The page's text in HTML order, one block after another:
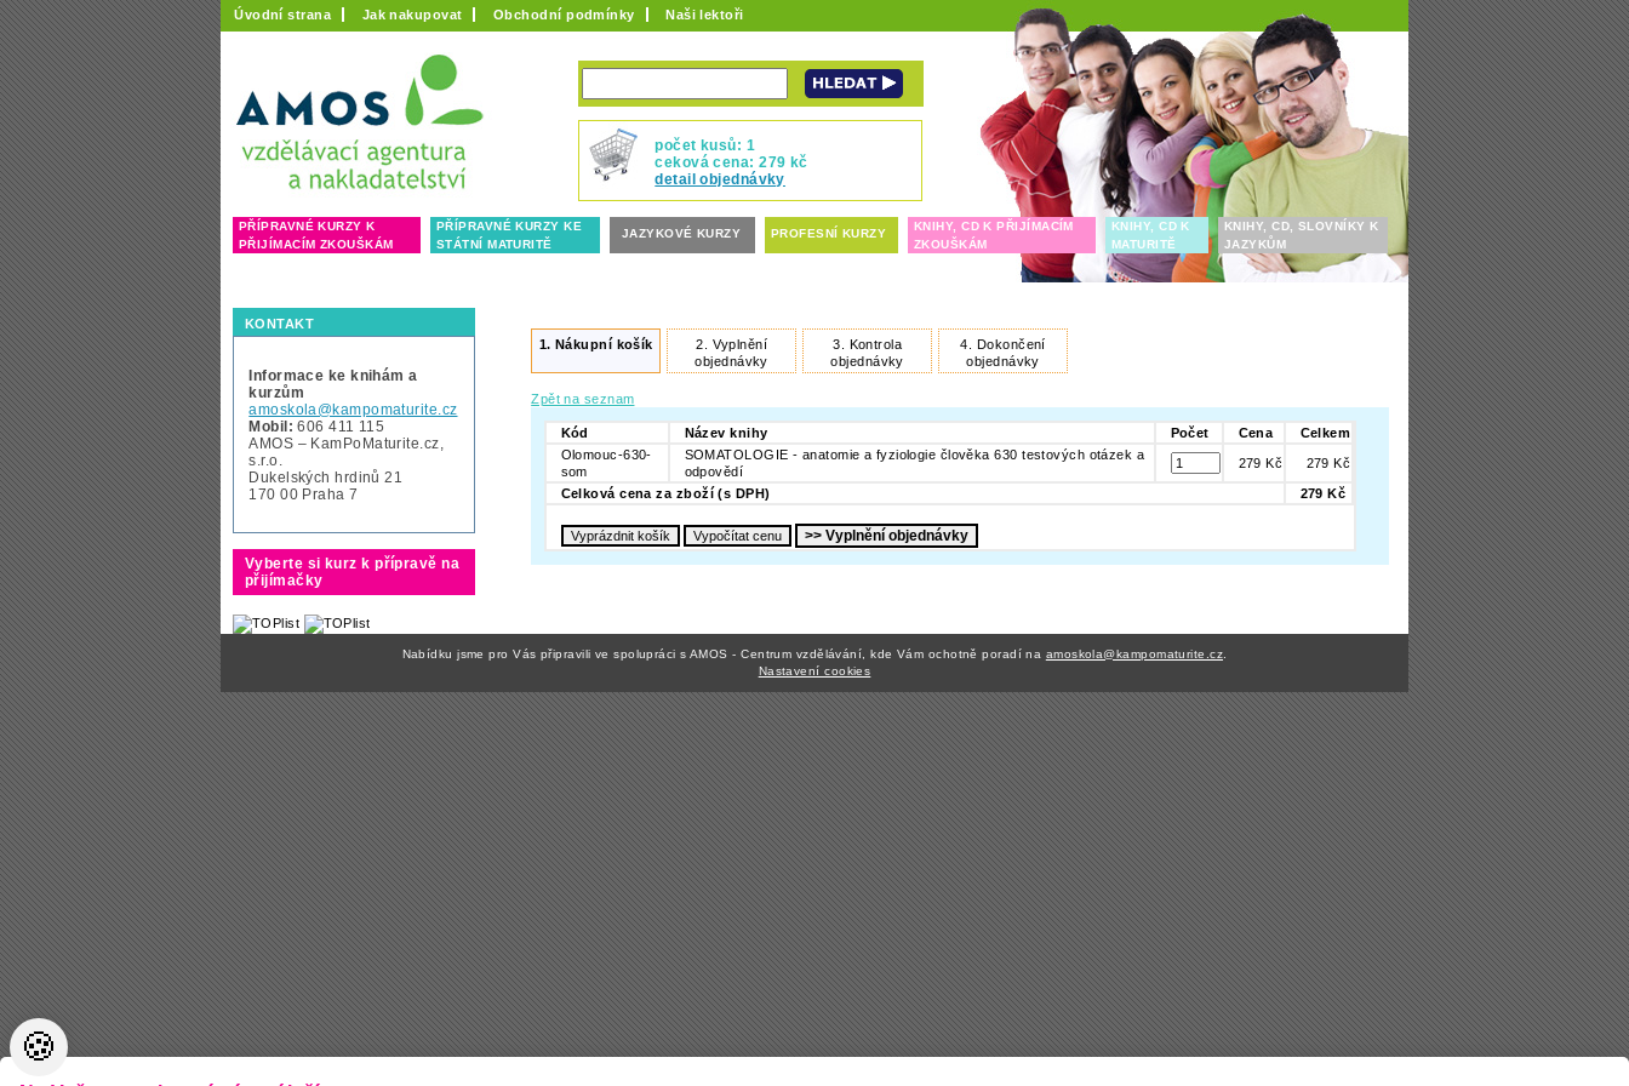
Úvodní strana Jak nakupovat Obchodní podmínky Naši lektoři
počet kusů: 1
ceková cena: 279 kč
detail objednávky
PŘÍPRAVNÉ KURZY K
PŘIJÍMACÍM ZKOUŠKÁM
PŘÍPRAVNÉ KURZY KE
STÁTNÍ MATURITĚ
JAZYKOVÉ KURZY PROFESNÍ KURZY
KNIHY, CD K PŘIJÍMACÍM
ZKOUŠKÁM
KNIHY, CD K
MATURITĚ
KNIHY, CD, SLOVNÍKY K
JAZYKŮM
KONTAKT
Informace ke knihám a
kurzům
amoskola@kampomaturite.cz
Mobil: 606 411 115
AMOS – KamPoMaturite.cz,
s.r.o.
Dukelských hrdinů 21
170 00 Praha 7
Vyberte si kurz k přípravě na
přijímačky
1. Nákupní košík 2.
Vyplnění
objednávky
3.
Kontrola
objednávky
4.
Dokončení
objednávky
Zpět na seznam
Kód Název knihy Počet Cena
Celkem
Olomouc-630-
som
SOMATOLOGIE - anatomie a fyziologie člověka 630 testových otázek a
odpovědí
279 Kč 279 Kč
Celková cena za zboží (s DPH) 279 Kč
Nabídku jsme pro Vás připravili ve spolupráci s AMOS - Centrum vzdělávání, kde Vám ochotně poradí na amoskola@kampomaturite.cz
Nastavení cookies
🍪